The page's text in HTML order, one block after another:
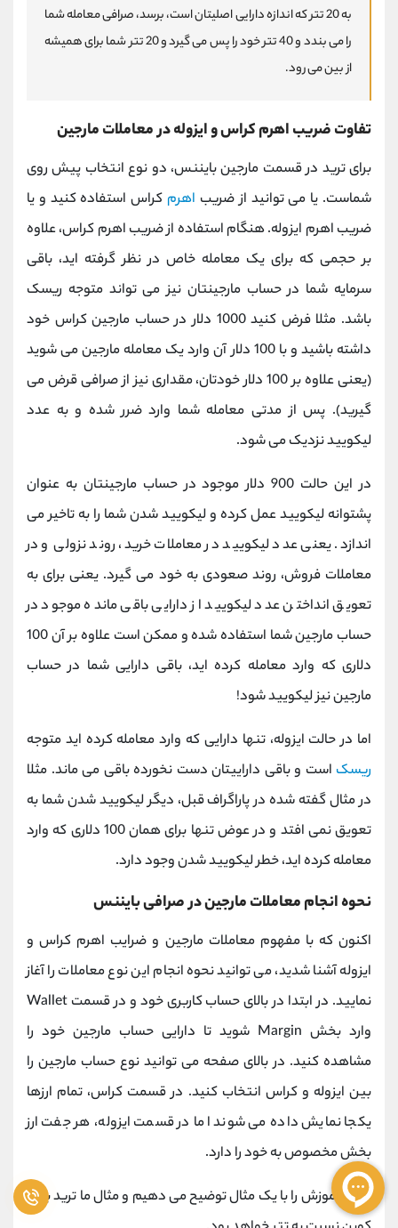
به 20 تتر که اندازه دارایی اصلیتان است، برسد، صرافی معامله شما
را می بندد و 40 تتر خود را پس می گیرد و 20 تتر شما برای همیشه
از بین می رود.
تفاوت ضریب اهرم کراس و ایزوله در معاملات مارجین
برای ترید در قسمت مارجین بایننس، دو نوع انتخاب پیش روی
شماست. یا می توانید از ضریب اهرم کراس استفاده کنید و یا
ضریب اهرم ایزوله. هنگام استفاده از ضریب اهرم کراس، علاوه
بر حجمی که برای یک معامله خاص در نظر گرفته اید، باقی
سرمایه شما در حساب مارجینتان نیز می تواند متوجه ریسک
باشد. مثلا فرض کنید 1000 دلار در حساب مارجین کراس خود
داشته باشید و با 100 دلار آن وارد یک معامله مارجین می شوید
(یعنی علاوه بر 100 دلار خودتان، مقداری نیز از صرافی قرض می
گیرید). پس از مدتی معامله شما وارد ضرر شده و به عدد
لیکویید نزدیک می شود.
در این حالت 900 دلار موجود در حساب مارجینتان به عنوان
پشتوانه لیکویید عمل کرده و لیکویید شدن شما را به تاخیر می
اندازد. یعنی عدد لیکویید در معاملات خرید، روند نزولی و در
معاملات فروش، روند صعودی به خود می گیرد. یعنی برای به
تعویق انداختن عدد لیکویید از دارایی باقی مانده موجود در
حساب مارجین شما استفاده شده و ممکن است علاوه بر آن 100
دلاری که وارد معامله کرده اید، باقی دارایی شما در حساب
مارجین نیز لیکویید شود!
اما در حالت ایزوله، تنها دارایی که وارد معامله کرده اید متوجه
ریسک است و باقی داراییتان دست نخورده باقی می ماند. مثلا
در مثال گفته شده در پاراگراف قبل، دیگر لیکویید شدن شما به
تعویق نمی افتد و در عوض تنها برای همان 100 دلاری که وارد
معامله کرده اید، خطر لیکویید شدن وجود دارد.
نحوه انجام معاملات مارجین در صرافی بایننس
اکنون که با مفهوم معاملات مارجین و ضرایب اهرم کراس و
ایزوله آشنا شدید، می توانید نحوه انجام این نوع معاملات را آغاز
نمایید. در ابتدا در بالای حساب کاربری خود و در قسمت Wallet
وارد بخش Margin شوید تا دارایی حساب مارجین خود را
مشاهده کنید. در بالای صفحه می توانید نوع حساب مارجین را
بین ایزوله و کراس انتخاب کنید. در قسمت کراس، تمام ارزها
یکجا نمایش داده می شوند اما در قسمت ایزوله، هر جفت ارز
بخش مخصوص به خود را دارد.
ادامه آموزش را با یک مثال توضیح می دهیم و مثال ما ترید بیت